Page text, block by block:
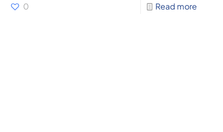
0 Read more